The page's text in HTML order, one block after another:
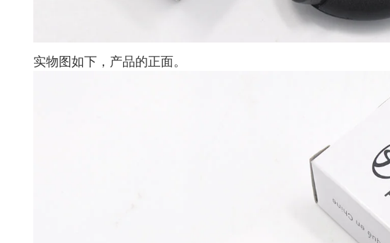
实物图如下，产品的正面。